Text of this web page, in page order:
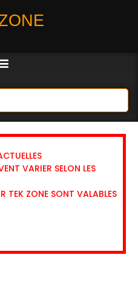
VARIER SELON LES
TEK ZONE SONT VALABLES